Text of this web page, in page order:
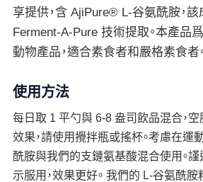
享提供，含 AjiPure® L-谷氨酰胺，
Ferment-A-Pure 技術提取。本產品
動物產品，適合素食者和嚴格素食者
使用方法
每日取 1 平勺與 6-8 盎司飲品混合，空
效果，請使用攪拌瓶或搖杯。考慮在運
酰胺與我們的支鏈氨基酸混合使用。
示服用，效果更好。 我們的 L-谷氨酰胺